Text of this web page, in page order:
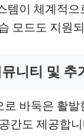
템이 체계적
모드도 지원
니티 및 추
로 바둑은 활
간도 제공합